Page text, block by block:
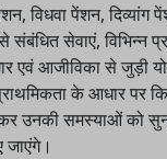
विधवा पेंशन, दिव्यांग
संबंधित सेवाएं, विभिन्न
एवं आजीविका से जुड़ी
के आधार पर
उनकी समस्याओं को
जाएंगे।